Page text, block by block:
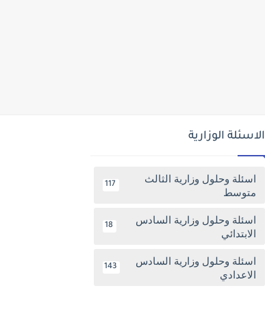
الاسئلة الوزارية
اسئلة وحلول وزارية الثالث
متوسط
117
اسئلة وحلول وزارية السادس
الابتدائي
18
اسئلة وحلول وزارية السادس
الاعدادي
143